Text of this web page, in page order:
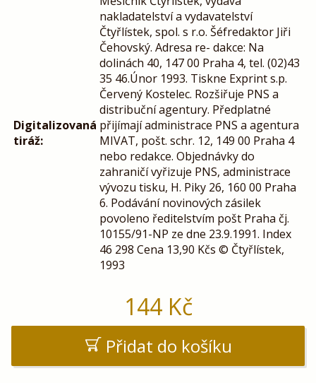
Digitalizovaná
tiráž:
nakladatelství a vydavatelství
Čtyřlístek, spol. s r.o. Šéfredaktor Jiři
Čehovský. Adresa re- dakce: Na
dolinách 40, 147 00 Praha 4, tel. (02)43
35 46.Únor 1993. Tiskne Exprint s.p.
Červený Kostelec. Rozšiřuje PNS a
distribuční agentury. Předplatné
přijímají administrace PNS a agentura
MIVAT, pošt. schr. 12, 149 00 Praha 4
nebo redakce. Objednávky do
zahraničí vyřizuje PNS, administrace
vývozu tisku, H. Piky 26, 160 00 Praha
6. Podávání novinových zásilek
povoleno ředitelstvím pošt Praha čj.
10155/91-NP ze dne 23.9.1991. Index
46 298 Cena 13,90 Kčs © Čtyřlístek,
1993
144Kč
Přidat do košíku